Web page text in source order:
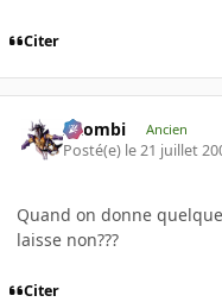
Citer
XZombi Ancien
Posté(e) le 21 juillet
Quand on donne
laisse non???
Citer